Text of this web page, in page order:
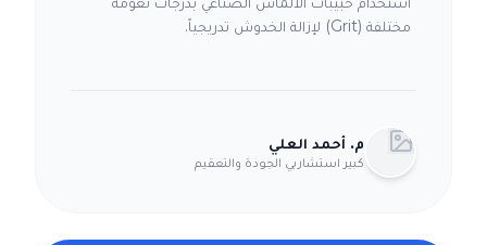
مختلفة (Grit) لإزالة الخدوش تدريجياً.
م. أحمد العلي
كبير استشاريي الجودة والتعقيم